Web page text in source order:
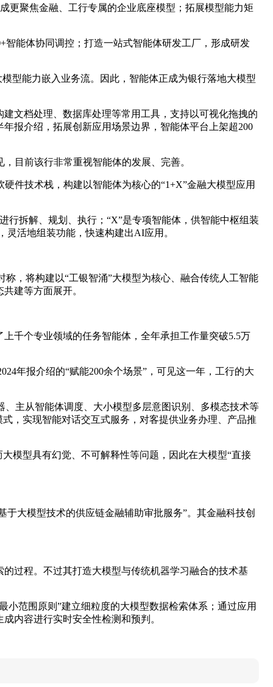
更聚焦金融、工行专属的企业底座模型；拓展模型能力矩
能体协同调控；打造一站式智能体研发工厂，形成研发
型能力嵌入业务流。因此，智能体正成为银行落地大模型
文档处理、数据库处理等常用工具，支持以可视化拖拽的
报介绍，拓展创新应用场景边界，智能体平台上架超200
目前该行非常重视智能体的发展、完善。
件技术栈，构建以智能体为核心的“1+X”金融大模型应用
行拆解、规划、执行；“X”是专项智能体，供智能中枢组装
活地组装功能，快速构建出AI应用。
，将构建以“工银智涌”大模型为核心、融合传统人工智能
建等方面展开。
千个专业领域的任务智能体，全年承担工作量突破5.5万
年报介绍的“赋能200余个场景”，可见这一年，工行的大
主从智能体调度、大小模型多层意图识别、多模态技术等
，实现智能对话交互式服务，对客提供业务办理、产品推
模型具有幻觉、不可解释性等问题，因此在大模型“直接
大模型技术的供应链金融辅助审批服务”。其金融科技创
过程。不过其打造大模型与传统机器学习融合的技术基
范围原则”建立细粒度的大模型数据检索体系；通过应用
内容进行实时安全性检测和预判。